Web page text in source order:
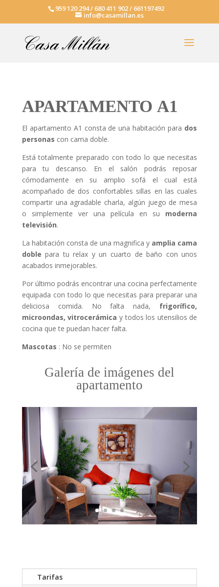
959 120 294 / 680 411 902 / 661197492
info@casamillan.es
APARTAMENTO A1
El apartamento A1 consta de una habitación para dos
personas con cama doble.
Está totalmente preparado con todo lo que necesitas
para tu descanso. En el salón podrás reposar
cómodamente en su amplio sofá el cual está
acompañado de dos confortables sillas en las cuales
compartir una agradable charla, algún juego de mesa
o simplemente ver una película en su moderna
televisión.
La habitación consta de una magnifica y amplia cama
doble para tu relax y un cuarto de baño con unos
acabados inmejorables.
Por último podrás encontrar una cocina perfectamente
equipada con todo lo que necesitas para preparar una
deliciosa comida. No falta nada, frigorífico,
microondas, vitrocerámica y todos los utensilios de
cocina que te puedan hacer falta.
Mascotas : No se permiten
Galería de imágenes del
apartamento
Tarifas